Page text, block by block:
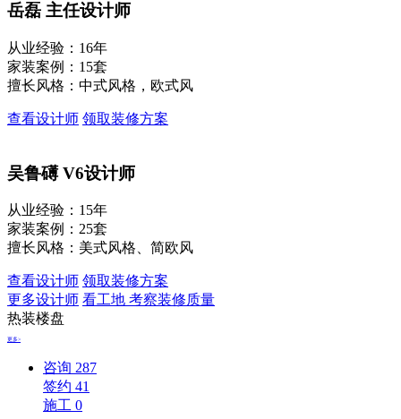
岳磊 主任设计师
从业经验：16年
家装案例：15套
擅长风格：中式风格，欧式风
查看设计师 领取装修方案
吴鲁礡V6设计师
从业经验：15年
家装案例：25套
擅长风格：美式风格、简欧风
查看设计师 领取装修方案
更多设计师 看工地 考察装修质量
热装楼盘
更多>
咨询 287
签约 41
施工 0